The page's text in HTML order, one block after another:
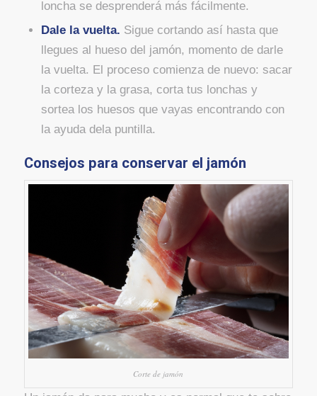
loncha se desprenderá más fácilmente.
Dale la vuelta. Sigue cortando así hasta que
llegues al hueso del jamón, momento de darle
la vuelta. El proceso comienza de nuevo: sacar
la corteza y la grasa, corta tus lonchas y
sortea los huesos que vayas encontrando con
la ayuda dela puntilla.
Consejos para conservar el jamón
Corte de jamón